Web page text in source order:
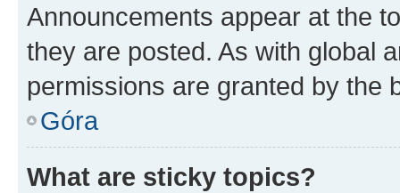
Announcements appear at the
they are posted. As with global
permissions are granted by the
Góra
What are sticky topics?